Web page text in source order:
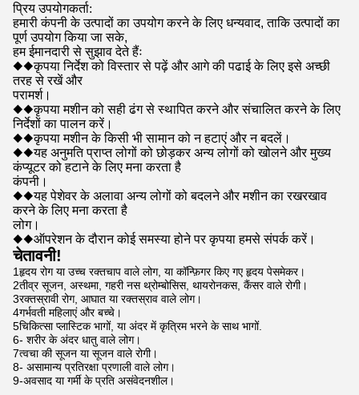
प्रिय उपयोगकर्ता:
हमारी कंपनी के उत्पादों का उपयोग करने के लिए धन्यवाद, ताकि उत्पादों का
पूर्ण उपयोग किया जा सके,
हम ईमानदारी से सुझाव देते हैंः
◆◆कृपया निर्देश को विस्तार से पढ़ें और आगे की पढाई के लिए इसे अच्छी
तरह से रखें और
परामर्श।
◆◆कृपया मशीन को सही ढंग से स्थापित करने और संचालित करने के लिए
निर्देशों का पालन करें।
◆◆कृपया मशीन के किसी भी सामान को न हटाएं और न बदलें।
◆◆यह अनुमति प्राप्त लोगों को छोड़कर अन्य लोगों को खोलने और मुख्य
कंप्यूटर को हटाने के लिए मना करता है
कंपनी।
◆◆यह पेशेवर के अलावा अन्य लोगों को बदलने और मशीन का रखरखाव
करने के लिए मना करता है
लोग।
◆◆ऑपरेशन के दौरान कोई समस्या होने पर कृपया हमसे संपर्क करें।
चेतावनी!
1हृदय रोग या उच्च रक्तचाप वाले लोग, या कॉन्फ़िगर किए गए हृदय पेसमेकर।
2तीव्र सूजन, अस्थमा, गहरी नस थ्रोम्बोसिस, थायरोनकस, कैंसर वाले रोगी।
3रक्तस्रावी रोग, आघात या रक्तस्राव वाले लोग।
4गर्भवती महिलाएं और बच्चे।
5चिकित्सा प्लास्टिक भागों, या अंदर में कृत्रिम भरने के साथ भागों.
6- शरीर के अंदर धातु वाले लोग।
7त्वचा की सूजन या सूजन वाले रोगी।
8- असामान्य प्रतिरक्षा प्रणाली वाले लोग।
9-अवसाद या गर्मी के प्रति असंवेदनशील।